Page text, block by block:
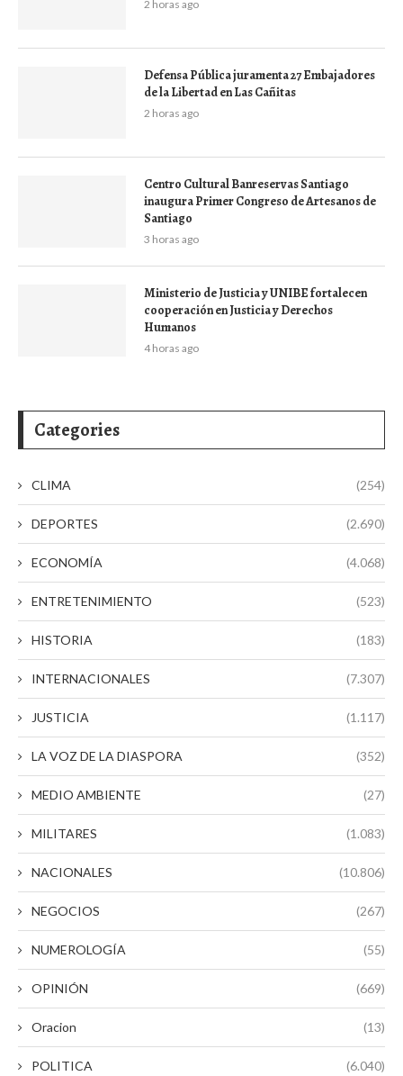
2 horas ago
Defensa Pública juramenta 27 Embajadores
de la Libertad en Las Cañitas
2 horas ago
Centro Cultural Banreservas Santiago
inaugura Primer Congreso de Artesanos de
Santiago
3 horas ago
Ministerio de Justicia y UNIBE fortalecen
cooperación en Justicia y Derechos
Humanos
4 horas ago
Categories
CLIMA (254)
DEPORTES (2.690)
ECONOMÍA (4.068)
ENTRETENIMIENTO (523)
HISTORIA (183)
INTERNACIONALES (7.307)
JUSTICIA (1.117)
LA VOZ DE LA DIASPORA (352)
MEDIO AMBIENTE (27)
MILITARES (1.083)
NACIONALES (10.806)
NEGOCIOS (267)
NUMEROLOGÍA (55)
OPINIÓN (669)
Oracion (13)
POLITICA (6.040)